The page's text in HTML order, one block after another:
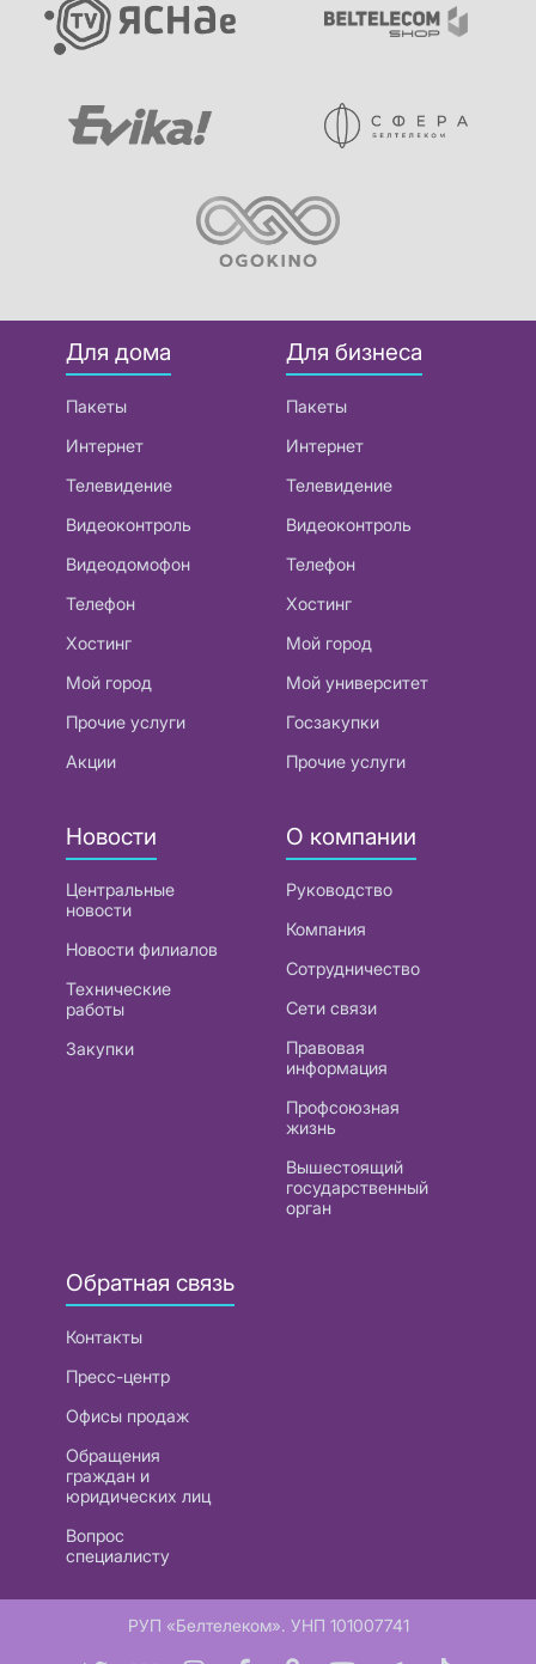
Для дома
Пакеты
Интернет
Телевидение
Видеоконтроль
Видеодомофон
Телефон
Хостинг
Мой город
Прочие услуги
Акции
Для бизнеса
Пакеты
Интернет
Телевидение
Видеоконтроль
Телефон
Хостинг
Мой город
Мой университет
Госзакупки
Прочие услуги
Новости
Центральные
новости
Новости филиалов
Технические
работы
Закупки
О компании
Руководство
Компания
Сотрудничество
Сети связи
Правовая
информация
Профсоюзная
жизнь
Вышестоящий
государственный
орган
Обратная связь
Контакты
Пресс-центр
Офисы продаж
Обращения
граждан и
юридических лиц
Вопрос
специалисту
РУП «Белтелеком». УНП 101007741